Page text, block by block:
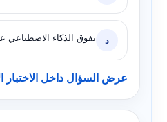
د تفوق الذكاء الاصطناعي
عرض السؤال داخل الاختبار